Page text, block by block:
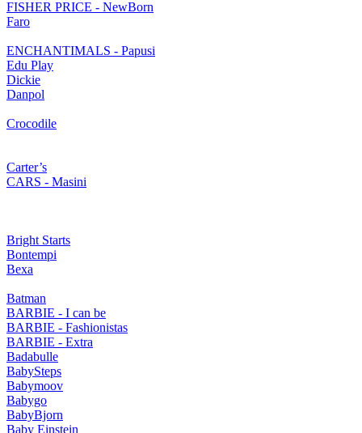
FISHER PRICE - NewBorn
Faro
ENCHANTIMALS - Papusi
Edu Play
Dickie
Danpol
Crocodile
Carter’s
CARS - Masini
Bright Starts
Bontempi
Bexa
Batman
BARBIE - I can be
BARBIE - Fashionistas
BARBIE - Extra
Badabulle
BabySteps
Babymoov
Babygo
BabyBjorn
Baby Einstein